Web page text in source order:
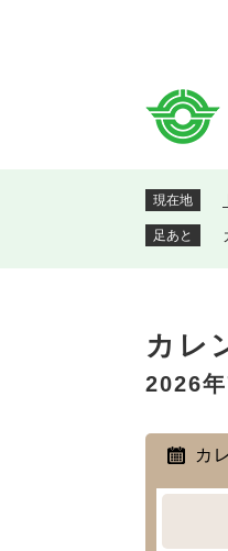
現在地
足あと
文
カレ
2026年
カ